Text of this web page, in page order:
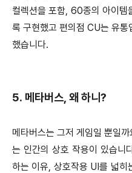
컬렉션을 포함, 60종의 아이템
록 구현했고 편의점 CU는 유
했습니다.
5. 메타버스, 왜 하니?
메타버스는 그저 게임일 뿐일
는 인간의 상호 작용이 있습니
하는 이유, 상호작용 UI를 넓히